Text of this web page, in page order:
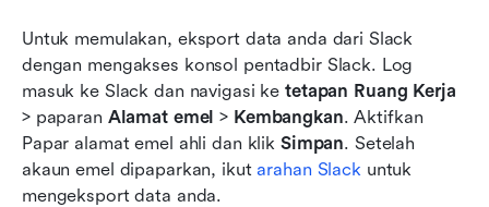
Untuk memulakan, eksport data anda dari Slack
dengan mengakses konsol pentadbir Slack. Log
masuk ke Slack dan navigasi ke tetapan Ruang Kerja
> paparan Alamat emel > Kembangkan. Aktifkan
Papar alamat emel ahli dan klik Simpan. Setelah
akaun emel dipaparkan, ikut arahan Slack untuk
mengeksport data anda.